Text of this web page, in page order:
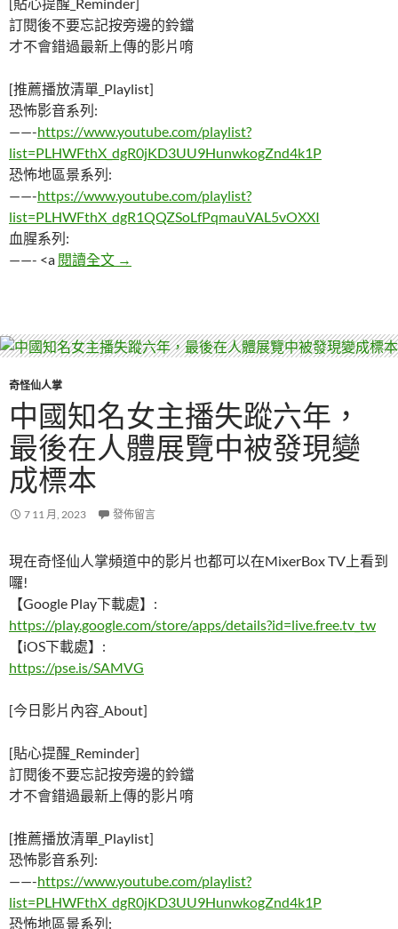
訂閱後不要忘記按旁邊的鈴鐺
才不會錯過最新上傳的影片唷
[推薦播放清單_Playlist]
恐怖影音系列:
——-https://www.youtube.com/playlist?
list=PLHWFthX_dgR0jKD3UU9HunwkogZnd4k1P
恐怖地區景系列:
——-https://www.youtube.com/playlist?
list=PLHWFthX_dgR1QQZSoLfPqmauVAL5vOXXI
血腥系列:
——- <a 閱讀全文 女*人犯 靠著整形7次變了七張臉，逃亡了
→
奇怪仙人掌
中國知名女主播失蹤六年，
最後在人體展覽中被發現變
成標本
7 11 月, 2023 發佈留言
現在奇怪仙人掌頻道中的影片也都可以在MixerBox TV上看到
囉!
【Google Play下載處】:
https://play.google.com/store/apps/details?id=live.free.tv_tw
【iOS下載處】:
https://pse.is/SAMVG
[今日影片內容_About]
[貼心提醒_Reminder]
訂閱後不要忘記按旁邊的鈴鐺
才不會錯過最新上傳的影片唷
[推薦播放清單_Playlist]
恐怖影音系列:
——-https://www.youtube.com/playlist?
list=PLHWFthX_dgR0jKD3UU9HunwkogZnd4k1P
恐怖地區景系列: